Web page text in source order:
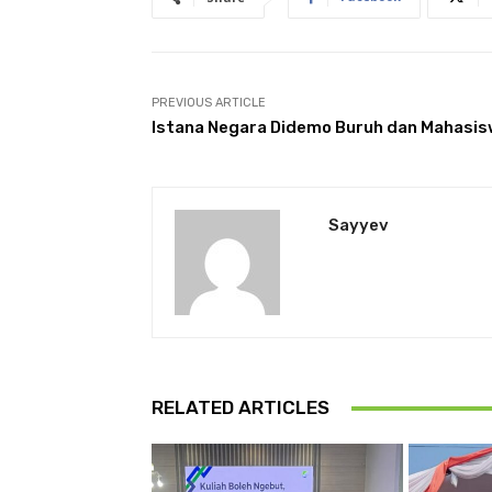
PREVIOUS ARTICLE
Istana Negara Didemo Buruh dan
Sayyev
RELATED ARTICLES